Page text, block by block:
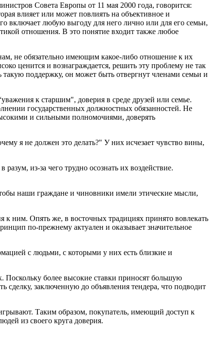
Совета Европы от 11 мая 2000 года, говорится:
влияет или может повлиять на объективное и
включает любую выгоду для него лично или для его семьи,
отношения. В это понятие входит также любое
не обязательно имеющим какое-либо отношение к их
ценится и вознаграждается, решить эту проблему не так
поддержку, он может быть отвергнут членами семьи и
к старшим", доверия в среде друзей или семье.
государственных должностных обязанностей. Не
и сильными полномочиями, доверять
я не должен это делать?" У них исчезает чувство вины,
из-за чего трудно осознать их воздействие.
наши граждане и чиновники имели этические мысли,
к ним. Опять же, в восточных традициях принято вовлекать
по-прежнему актуален и оказывает значительное
с людьми, с которыми у них есть близкие и
Поскольку более высокие ставки приносят большую
сделку, заключенную до объявления тендера, что подводит
Таким образом, покупатель, имеющий доступ к
из своего круга доверия.